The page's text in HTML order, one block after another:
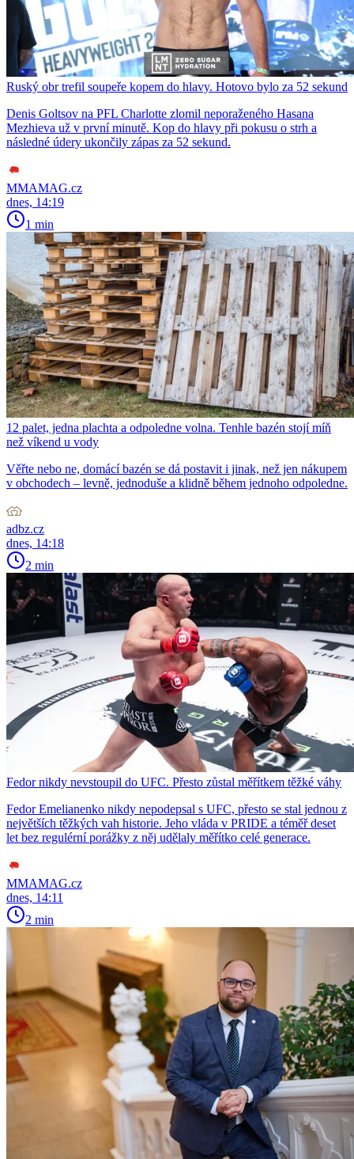
Ruský obr trefil soupeře kopem do hlavy. Hotovo bylo za 52 sekund
Denis Goltsov na PFL Charlotte zlomil neporaženého Hasana
Mezhieva už v první minutě. Kop do hlavy při pokusu o strh a
následné údery ukončily zápas za 52 sekund.
MMAMAG.cz
dnes, 14:19
1 min
12 palet, jedna plachta a odpoledne volna. Tenhle bazén stojí míň
než víkend u vody
Věřte nebo ne, domácí bazén se dá postavit i jinak, než jen nákupem
v obchodech – levně, jednoduše a klidně během jednoho odpoledne.
adbz.cz
dnes, 14:18
2 min
Fedor nikdy nevstoupil do UFC. Přesto zůstal měřítkem těžké váhy
Fedor Emelianenko nikdy nepodepsal s UFC, přesto se stal jednou z
největších těžkých vah historie. Jeho vláda v PRIDE a téměř deset
let bez regulérní porážky z něj udělaly měřítko celé generace.
MMAMAG.cz
dnes, 14:11
2 min